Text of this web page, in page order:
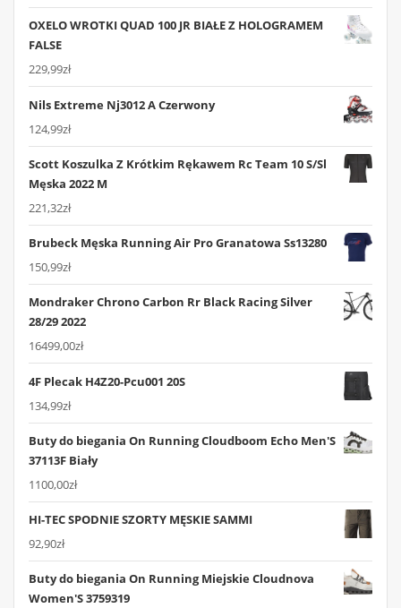
OXELO WROTKI QUAD 100 JR BIAŁE Z HOLOGRAMEM
FALSE
229,99zł
Nils Extreme Nj3012 A Czerwony
124,99zł
Scott Koszulka Z Krótkim Rękawem Rc Team 10 S/Sl
Męska 2022 M
221,32zł
Brubeck Męska Running Air Pro Granatowa Ss13280
150,99zł
Mondraker Chrono Carbon Rr Black Racing Silver
28/29 2022
16499,00zł
4F Plecak H4Z20-Pcu001 20S
134,99zł
Buty do biegania On Running Cloudboom Echo Men'S
37113F Biały
1100,00zł
HI-TEC SPODNIE SZORTY MĘSKIE SAMMI
92,90zł
Buty do biegania On Running Miejskie Cloudnova
Women'S 3759319